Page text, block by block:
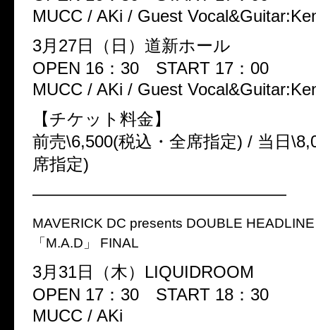
MUCC / AKi / Guest
3月27日（日）道新ホール
OPEN 16：30 START 17：00
MUCC / AKi / Guest
【チケット料金】
前売\6,500(税込・全席指定) / 当日
席指定)
———————————————
MAVERICK DC presents DOUBLE
「M.A.D」 FINAL
3月31日（木）LIQUIDROOM
OPEN 17：30 START 18：30
MUCC / AKi